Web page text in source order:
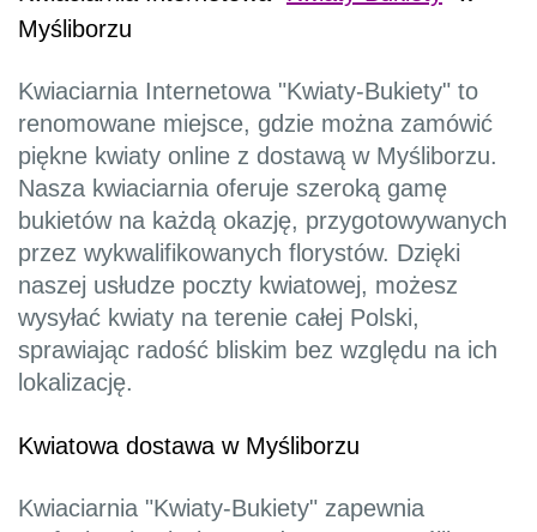
Myśliborzu
Kwiaciarnia Internetowa "Kwiaty-Bukiety" to
renomowane miejsce, gdzie można zamówić
piękne kwiaty online z dostawą w Myśliborzu.
Nasza kwiaciarnia oferuje szeroką gamę
bukietów na każdą okazję, przygotowywanych
przez wykwalifikowanych florystów. Dzięki
naszej usłudze poczty kwiatowej, możesz
wysyłać kwiaty na terenie całej Polski,
sprawiając radość bliskim bez względu na ich
lokalizację.
Kwiatowa dostawa w Myśliborzu
Kwiaciarnia "Kwiaty-Bukiety" zapewnia